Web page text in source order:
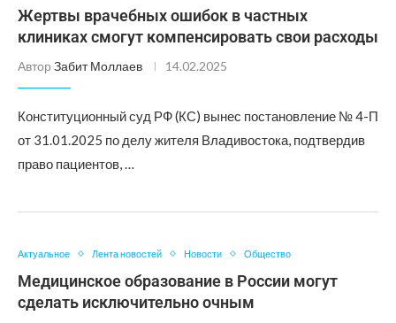
Жертвы врачебных ошибок в частных
клиниках смогут компенсировать свои расходы
Автор Забит Моллаев 14.02.2025
Конституционный суд РФ (КС) вынес постановление № 4-П
от 31.01.2025 по делу жителя Владивостока, подтвердив
право пациентов, …
Актуальное Лента новостей Новости Общество
Медицинское образование в России могут
сделать исключительно очным